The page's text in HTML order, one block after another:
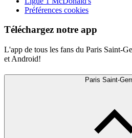
Préférences cookies
Téléchargez notre app
L'app de tous les fans du Paris Saint-
et Android!
Paris Saint-